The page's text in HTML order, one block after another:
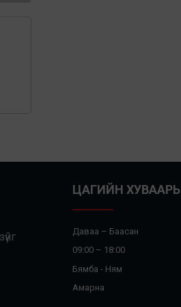
ЦАГИЙН ХУВААРЬ
Даваа – Баасан
09:00 – 18:00
Бямба - Ням
Амарна